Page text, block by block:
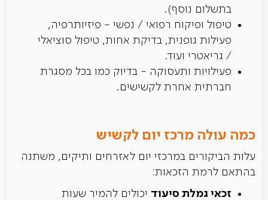
בתשלום נוסף).
טיפול ופיקוח רפואי / נפשי - פיזיותרפיה,
פעילות גופנית, בדיקת אחות, טיפול סוציאלי
/ גריאטרי ועוד.
פעילויות ותעסוקה - בדיוק כמו בכל מסגרת
חברתית אחרת לקשישים.
כמה עולה מרכז יום לקשיש
עלות הביקורים במרכזי יום לאזרחים ותיקים, משתנה
בהתאם לרמת הזכאות:
זכאי גמלת סיעוד יכולים להמיר שעות